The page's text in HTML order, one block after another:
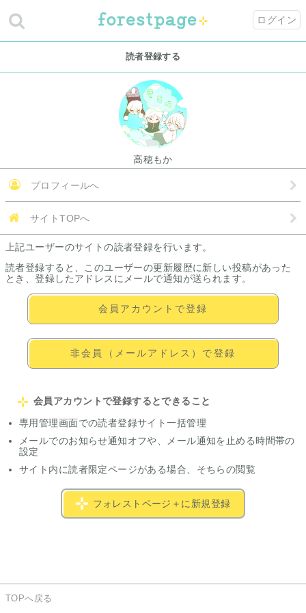
ログイン
読者登録する
高穂もか
プロフィールへ
サイトTOPへ
上記ユーザーのサイトの読者登録を行います。
読者登録すると、このユーザーの更新履歴に新しい投稿があった
とき、登録したアドレスにメールで通知が送られます。
会員アカウントで登録
非会員（メールアドレス）で登録
会員アカウントで登録するとできること
専用管理画面での読者登録サイト一括管理
メールでのお知らせ通知オフや、メール通知を止める時間帯の
設定
サイト内に読者限定ページがある場合、そちらの閲覧
フォレストページ＋に新規登録
TOPへ戻る